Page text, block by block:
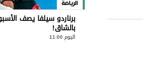
الرياضة
برناردو سيلفا يصف
بالشاق!
اليوم 11:00